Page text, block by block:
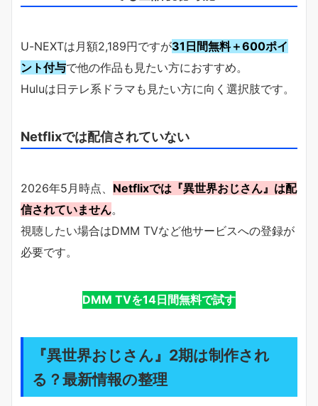
U-NEXTは月額2,189円ですが31日間無料＋600ポイ
ント付与で他の作品も見たい方におすすめ。
Huluは日テレ系ドラマも見たい方に向く選択肢です。
Netflixでは配信されていない
2026年5月時点、 Netflixでは『異世界おじさん』は配
信されていません。
視聴したい場合はDMM TVなど他サービスへの登録が
必要です。
DMM TVを14日間無料で試す
『異世界おじさん』2期は制作され
る？最新情報の整理